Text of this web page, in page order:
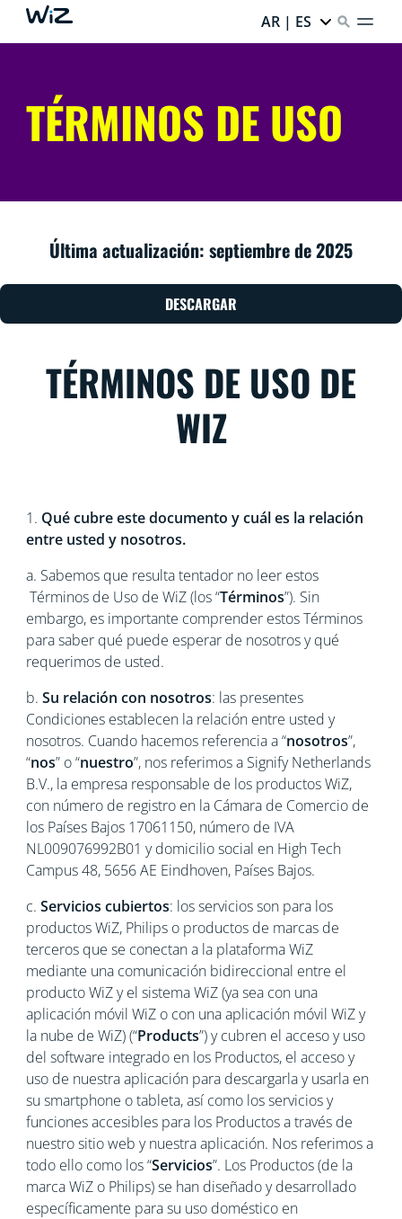
AR | ES
TÉRMINOS DE USO
Última actualización: septiembre de 2025
DESCARGAR
TÉRMINOS DE USO DE
WIZ
1. Qué cubre este documento y cuál es la relación
entre usted y nosotros.
a. Sabemos que resulta tentador no leer estos
Términos de Uso de WiZ (los “Términos”). Sin
embargo, es importante comprender estos Términos
para saber qué puede esperar de nosotros y qué
requerimos de usted.
b. Su relación con nosotros: las presentes
Condiciones establecen la relación entre usted y
nosotros. Cuando hacemos referencia a “nosotros”,
“nos” o “nuestro”, nos referimos a Signify Netherlands
B.V., la empresa responsable de los productos WiZ,
con número de registro en la Cámara de Comercio de
los Países Bajos 17061150, número de IVA
NL009076992B01 y domicilio social en High Tech
Campus 48, 5656 AE Eindhoven, Países Bajos.
c. Servicios cubiertos: los servicios son para los
productos WiZ, Philips o productos de marcas de
terceros que se conectan a la plataforma WiZ
mediante una comunicación bidireccional entre el
producto WiZ y el sistema WiZ (ya sea con una
aplicación móvil WiZ o con una aplicación móvil WiZ y
la nube de WiZ) (“Products”) y cubren el acceso y uso
del software integrado en los Productos, el acceso y
uso de nuestra aplicación para descargarla y usarla en
su smartphone o tableta, así como los servicios y
funciones accesibles para los Productos a través de
nuestro sitio web y nuestra aplicación. Nos referimos a
todo ello como los “Servicios”. Los Productos (de la
marca WiZ o Philips) se han diseñado y desarrollado
específicamente para su uso doméstico en